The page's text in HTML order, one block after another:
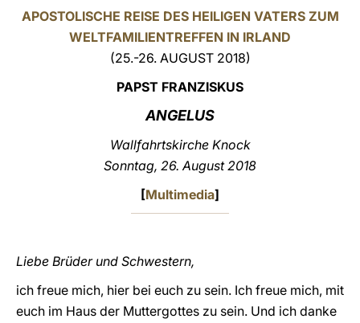
中文
APOSTOLISCHE REISE DES HEILIGEN VATERS ZUM
WELTFAMILIENTREFFEN IN IRLAND
(25.-26. AUGUST 2018)
PAPST FRANZISKUS
ANGELUS
Wallfahrtskirche Knock
Sonntag, 26. August 2018
[Multimedia]
Liebe Brüder und Schwestern,
ich freue mich, hier bei euch zu sein. Ich freue mich, mit
euch im Haus der Muttergottes zu sein. Und ich danke